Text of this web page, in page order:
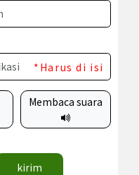
*Harus di isi
Membaca suara
kirim